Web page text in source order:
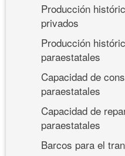
Producción
privados
Producción
paraestatales
Capacidad de
paraestatales
Capacidad de
paraestatales
Barcos para el